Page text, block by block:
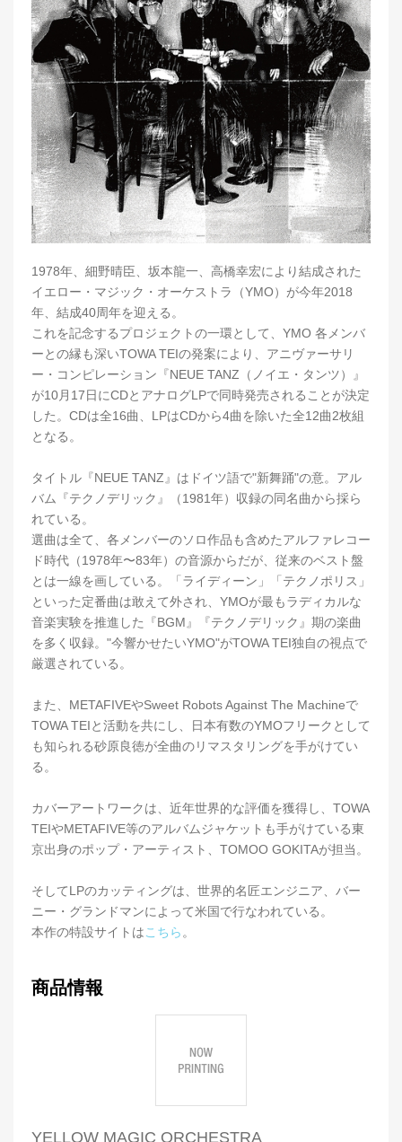
1978年、細野晴臣、坂本龍一、高橋幸宏により結成された
イエロー・マジック・オーケストラ（YMO）が今年2018
年、結成40周年を迎える。
これを記念するプロジェクトの一環として、YMO 各メンバ
ーとの縁も深いTOWA TEIの発案により、アニヴァーサリ
ー・コンピレーション『NEUE TANZ（ノイエ・タンツ）』
が10月17日にCDとアナログLPで同時発売されることが決定
した。CDは全16曲、LPはCDから4曲を除いた全12曲2枚組
となる。
タイトル『NEUE TANZ』はドイツ語で"新舞踊"の意。アル
バム『テクノデリック』（1981年）収録の同名曲から採ら
れている。
選曲は全て、各メンバーのソロ作品も含めたアルファレコー
ド時代（1978年〜83年）の音源からだが、従来のベスト盤
とは一線を画している。「ライディーン」「テクノポリス」
といった定番曲は敢えて外され、YMOが最もラディカルな
音楽実験を推進した『BGM』『テクノデリック』期の楽曲
を多く収録。"今響かせたいYMO"がTOWA TEI独自の視点で
厳選されている。
また、METAFIVEやSweet Robots Against The Machineで
TOWA TEIと活動を共にし、日本有数のYMOフリークとして
も知られる砂原良徳が全曲のリマスタリングを手がけてい
る。
カバーアートワークは、近年世界的な評価を獲得し、TOWA
TEIやMETAFIVE等のアルバムジャケットも手がけている東
京出身のポップ・アーティスト、TOMOO GOKITAが担当。
そしてLPのカッティングは、世界的名匠エンジニア、バー
ニー・グランドマンによって米国で行なわれている。
本作の特設サイトはこちら 。
商品情報
YELLOW MAGIC ORCHESTRA